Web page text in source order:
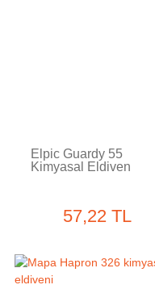
Elpic Guardy 55
Kimyasal Eldiven
57,22 TL